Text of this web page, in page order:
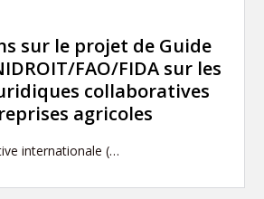
sur le projet de Guide
FAO/FIDA sur les
collaboratives
agricoles
internationale (…